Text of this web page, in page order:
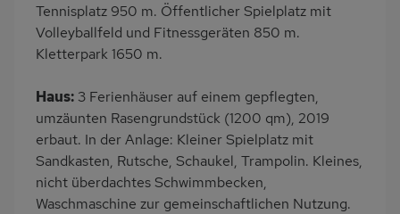
Dusche
Küche
Herd (2 Platten)
Gefrierschrank
Ruhige Lage
Babybett
Kinderhochstuhl
Nichtraucher
Freisitz im Garten
Wb/WC
freistehend
Tennisplatz 950 m. Öffentlicher Spielplatz mit
Volleyballfeld und Fitnessgeräten 850 m.
Kletterpark 1650 m.
Haus: 3 Ferienhäuser auf einem gepflegten,
umzäunten Rasengrundstück (1200 qm), 2019
erbaut. In der Anlage: Kleiner Spielplatz mit
Sandkasten, Rutsche, Schaukel, Trampolin. Kleines,
nicht überdachtes Schwimmbecken,
Waschmaschine zur gemeinschaftlichen Nutzung.